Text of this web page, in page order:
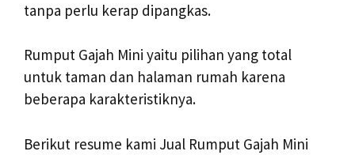
tanpa perlu kerap dipangkas.
Rumput Gajah Mini yaitu pilihan yang total
untuk taman dan halaman rumah karena
beberapa karakteristiknya.
Berikut resume kami Jual Rumput Gajah Mini